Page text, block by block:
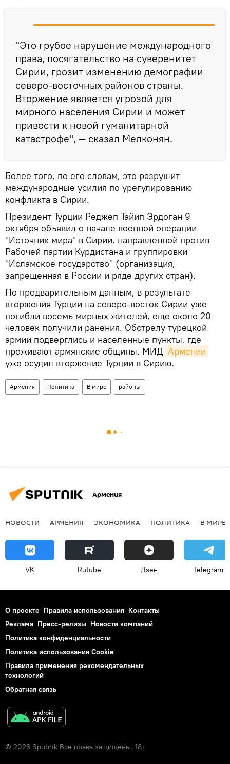
"Это грубое нарушение международного
права, посягательство на суверенитет
Сирии, грозит изменению демографии
северо-восточных районов страны.
Вторжение является угрозой для
мирного населения Сирии и может
привести к новой гуманитарной
катастрофе", — сказал Мелконян.
Более того, по его словам, это разрушит
международные усилия по урегулированию
конфликта в Сирии.
Президент Турции Реджеп Тайип Эрдоган 9
октября объявил о начале военной операции
"Источник мира" в Сирии, направленной против
Рабочей партии Курдистана и группировки
"Исламское государство" (организация,
запрещенная в России и ряде других стран).
По предварительным данным, в результате
вторжения Турции на северо-восток Сирии уже
погибли восемь мирных жителей, еще около 20
человек получили ранения. Обстрелу турецкой
армии подверглись и населенные пункты, где
проживают армянские общины. МИД Армении
уже осудил вторжение Турции в Сирию.
Армения Политика В мире районы
Армения
НОВОСТИ АРМЕНИЯ ЭКОНОМИКА ПОЛИТИКА В МИРЕ
VK Rutube Дзен Telegram
О проекте Правила использования Контакты
Реклама Пресс-релизы Новости компаний
Политика конфиденциальности
Политика использования Cookie
Правила применения рекомендательных
технологий
Обратная связь
© 2026 Sputnik Все права защищены. 18+